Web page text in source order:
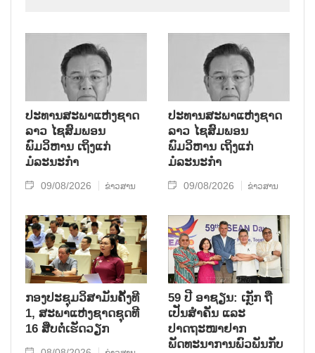
ໄດ້ເຖິງແກ່ມໍລະນະກຳ ໃນອາຍຸ 70 ປີ, ຫຼັງຈາກປ່ວຍ
ຮ້າຍແຮງມາເປັນໄລຍະໜຶ່ງ.
ປະທານສະພາແຫ່ງຊາດ
ລາວ ໄຊສົມພອນ
ພົມວິຫານ ເຖິງແກ່
ມໍລະນະກຳ
09/08/2026 ຂ່າວສານ
ປະທານສະພາແຫ່ງຊາດ
ລາວ ໄຊສົມພອນ
ພົມວິຫານ ເຖິງແກ່
ມໍລະນະກຳ
09/08/2026 ຂ່າວສານ
ກອງປະຊຸມວິສາມັນຄັ້ງທີ
1, ສະພາແຫ່ງຊາດຊຸດທີ
16 ສືບຕໍ່ເຮັດວຽກ
59 ປີ ອາຊຽນ: ເກຼັກ ຖື
ເປັນສຳຄັນ ແລະ
ປາດຖະໜາຢາກ
ພັດທະນາການພົວພັນກັບ